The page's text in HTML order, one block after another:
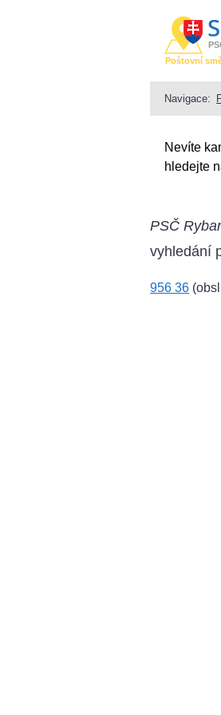
Poštovní
Navigace:
Nevíte
hledejte
PSČ
vyhledání
956 36